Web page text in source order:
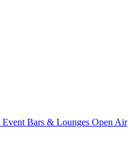
Event Bars & Lounges Open Air